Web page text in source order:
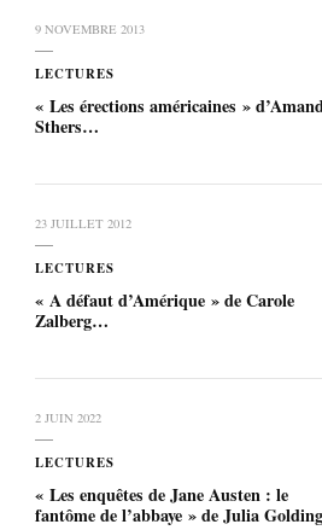
9 NOVEMBRE 2013
LECTURES
« Les érections américaines »
Sthers…
23 JUILLET 2012
LECTURES
« A défaut d’Amérique » de Carole
Zalberg…
2 JUIN 2022
LECTURES
« Les enquêtes de Jane Austen : le
fantôme de l’abbaye » de Julia